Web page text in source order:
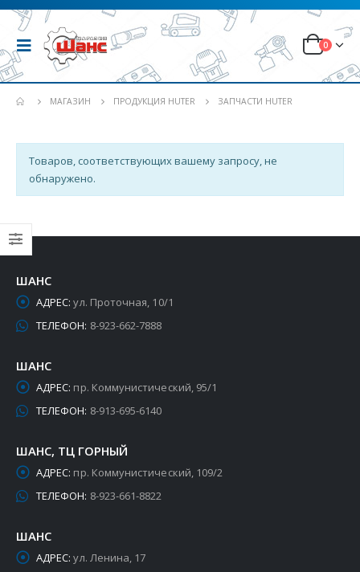
0
МАГАЗИН ПРОДУКЦИЯ HUTER ЗАПЧАСТИ HUTER
Товаров, соответствующих вашему запросу, не
обнаружено.
ШАНС
АДРЕС: ул. Проточная, 10/1
ТЕЛЕФОН: 8-923-662-7888
ШАНС
АДРЕС: пр. Коммунистический, 95/1
ТЕЛЕФОН: 8-913-695-6140
ШАНС, ТЦ ГОРНЫЙ
АДРЕС: пр. Коммунистический, 109/2
ТЕЛЕФОН: 8-923-661-8822
ШАНС
АДРЕС: ул. Ленина, 17